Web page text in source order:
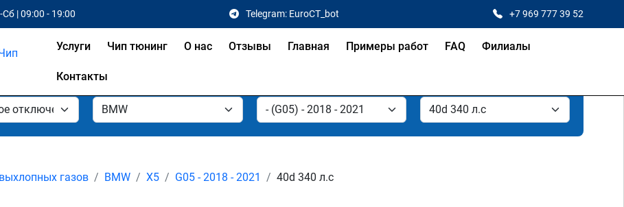
| 09:00 - 19:00 Telegram: EuroCT_bot +7 969 777 39 52
Услуги Чип тюнинг О нас Отзывы Главная Примеры работ FAQ Филиалы
Контакты
газов BMW X5 G05 - 2018 - 2021 40d 340 л.с